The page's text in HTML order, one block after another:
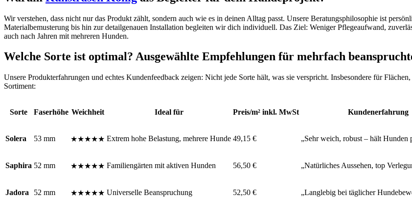
Wir verstehen, dass nicht nur das Produkt zählt, sondern auch wie es in deinen Alltag passt. Unsere Beratungsphilosophie ist
Materialbemusterung bis hin zur detailgenauen Installation begleiten wir dich individuell. Das Ziel: Weniger Pflegeaufwand,
auch nach Jahren mit mehreren Hunden.
Welche Sorte ist optimal? Ausgewählte Empfehlungen für mehrfach
Unsere Produkterfahrungen und echtes Kundenfeedback zeigen: Nicht jede Sorte hält, was sie verspricht. Insbesondere für
Sortiment:
Sorte Faserhöhe Weichheit Ideal für Preis/m² inkl. MwSt Kundenerfahrung
Solera 53 mm ★★★★★ Extrem hohe Belastung, mehrere Hunde 49,15 € „Sehr weich, robust – hält Hunden
Saphira 52 mm ★★★★★ Familiengärten mit aktiven Hunden 56,50 € „Natürliches Aussehen, top
Jadora 52 mm ★★★★★ Universelle Beanspruchung 52,50 € „Langlebig bei täglicher